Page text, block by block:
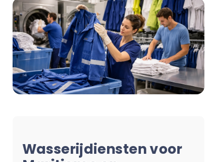
Wasserijdiensten voor